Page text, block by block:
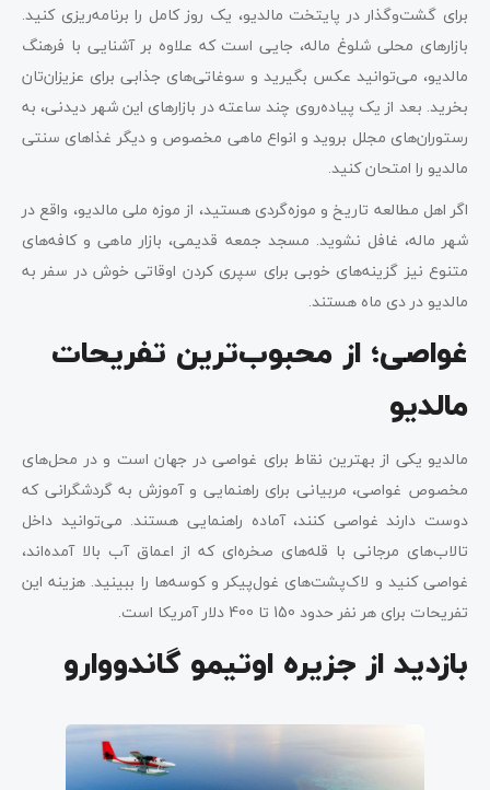
برای گشت‌وگذار در پایتخت مالدیو، یک روز کامل را برنامه‌ریزی کنید.
بازارهای محلی شلوغ ماله، جایی است که علاوه بر آشنایی با فرهنگ
مالدیو، می‌توانید عکس بگیرید و سوغاتی‌های جذابی برای عزیزان‌تان
بخرید. بعد از یک پیاده‌روی چند ساعته در بازارهای این شهر دیدنی، به
رستوران‌های مجلل بروید و انواع ماهی مخصوص و دیگر غذاهای سنتی
مالدیو را امتحان کنید.
اگر اهل مطالعه تاریخ و موزه‌گردی هستید، از موزه ملی مالدیو، واقع در
شهر ماله، غافل نشوید. مسجد جمعه قدیمی، بازار ماهی و کافه‌های
متنوع نیز گزینه‌های خوبی برای سپری کردن اوقاتی خوش در سفر به
مالدیو در دی ماه هستند.
غواصی؛ از محبوب‌ترین تفریحات
مالدیو
مالدیو یکی از بهترین نقاط برای غواصی در جهان است و در محل‌های
مخصوص غواصی، مربیانی برای راهنمایی و آموزش به گردشگرانی که
دوست دارند غواصی کنند، آماده راهنمایی هستند. می‌توانید داخل
تالاب‌های مرجانی با قله‌های صخره‌ای که از اعماق آب بالا آمده‌اند،
غواصی کنید و لاک‌پشت‌های غول‌پیکر و کوسه‌ها را ببینید. هزینه این
تفریحات برای هر نفر حدود 150 تا 400 دلار آمریکا است.
بازدید از جزیره اوتیمو گاندووارو